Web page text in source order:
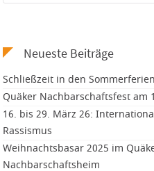
Neueste Beiträge
Schließzeit in den Sommerferien
Quäker Nachbarschaftsfest am
16. bis 29. März 26:
Rassismus
Weihnachtsbasar 2025 im
Nachbarschaftsheim